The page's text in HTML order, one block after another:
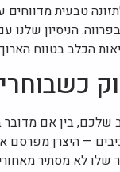
טבעית מדווחים
הניסיון
הכלב בטווח
בין אם מדובר
— היצרן מפרסם
שלו לא מסתיר